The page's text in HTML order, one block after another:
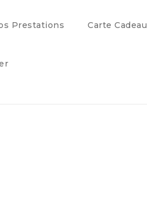
Prestations Carte Cadeau